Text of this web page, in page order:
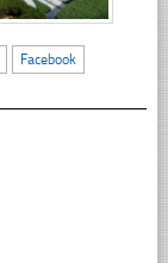
Facebook